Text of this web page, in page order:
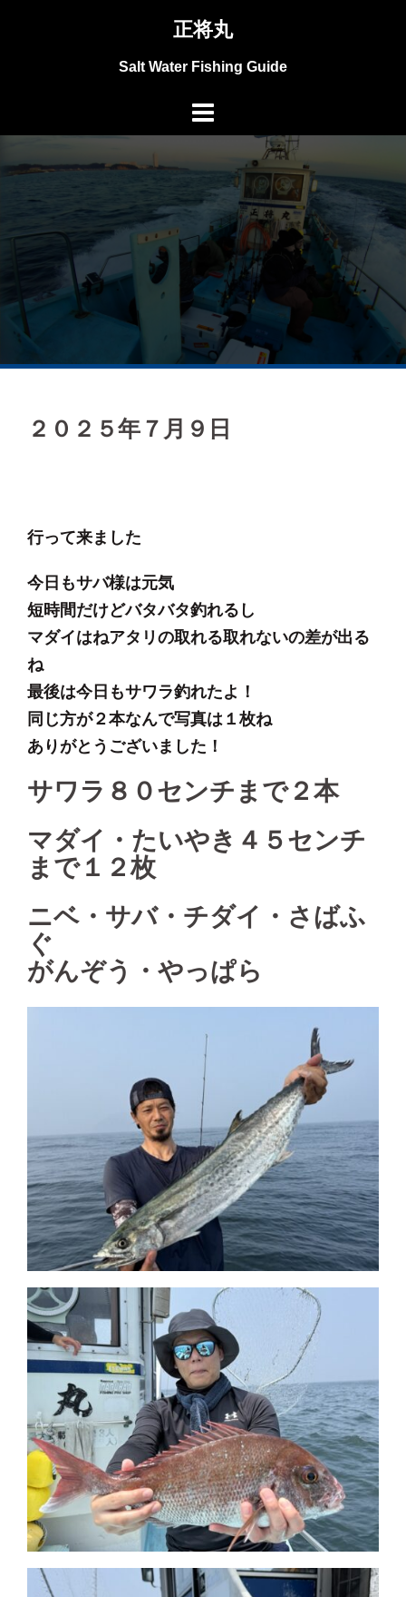
ス
正将丸
Salt Water Fishing Guide
２０２５年７月９日
行って来ました
今日もサバ様は元気
短時間だけどバタバタ釣れるし
マダイはねアタリの取れる取れないの差が出る
ね
最後は今日もサワラ釣れたよ！
同じ方が２本なんで写真は１枚ね
ありがとうございました！
サワラ８０センチまで２本
マダイ・たいやき４５センチ
まで１２枚
ニベ・サバ・チダイ・さばふ
ぐ
がんぞう・やっぱら